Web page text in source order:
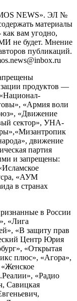
NEWS». ЭЛ №
материалы
как вам угодно,
не будет. Мнение
публикаций.
продуктов —
«Армия воли
«Движение
сектор», УНА-
движение
партия
и запрещены:
«АУМ
в странах
в России
«Лига
«В защиту прав
Центр Юрия
«Открытая
плюс», «Агора»,
«Радио
Савицкая